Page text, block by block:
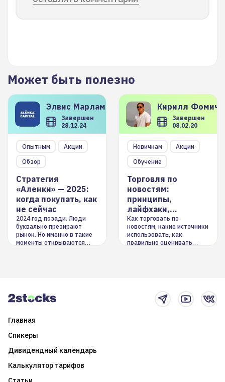
Может быть полезно
Элвис Марламов
Завершен
28.12.24
Опытным
Акции
Обзор
Стратегия
«Аленки» — 2025:
когда покупать, как
не сейчас
2024 год позади. Люди
буквально презирают
рынок. Но именно в такие
моменты открываются
Кирилл
Завершен
08.02.20
Новичкам
Акции
Обучение
Торговля по
новостям:
принципы,
лайфхаки,
инструменты
Как торговать по
новостям, какие источники
использовать, как
правильно оценивать
Главная
Спикеры
Дивидендный календарь
Калькулятор тарифов